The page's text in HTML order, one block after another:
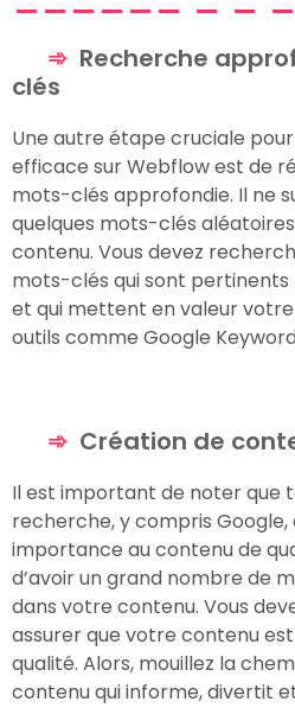
Recherche
clés
Une autre étape cruciale
efficace sur Webflow est de
mots-clés approfondie. Il ne
quelques mots-clés
contenu. Vous devez
mots-clés qui sont
et qui mettent en valeur votre
outils comme Google
Création de
Il est important de noter que
recherche, y compris
importance au contenu de
d’avoir un grand nombre de
dans votre contenu. Vous
assurer que votre contenu
qualité. Alors, mouillez la
contenu qui informe, divertit